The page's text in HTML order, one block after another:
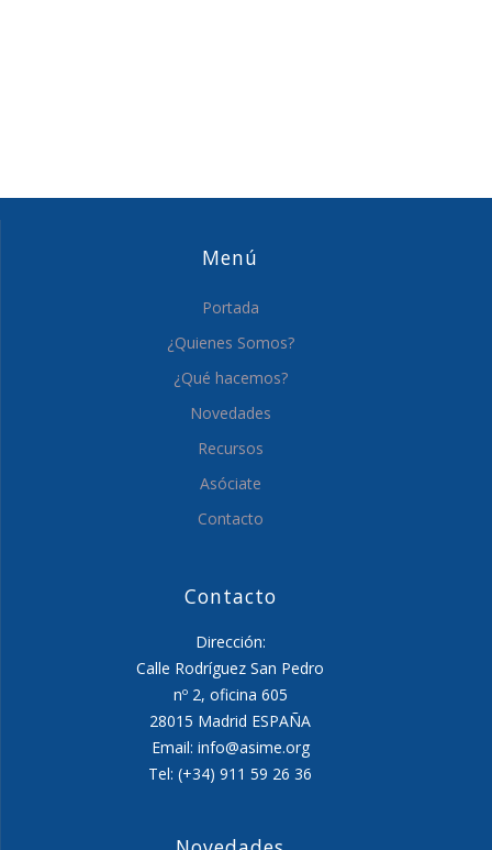
Menú
Portada
¿Quienes Somos?
¿Qué hacemos?
Novedades
Recursos
Asóciate
Contacto
Contacto
Dirección:
Calle Rodríguez San Pedro
nº 2, oficina 605
28015 Madrid ESPAÑA
Email: info@asime.org
Tel: (+34) 911 59 26 36